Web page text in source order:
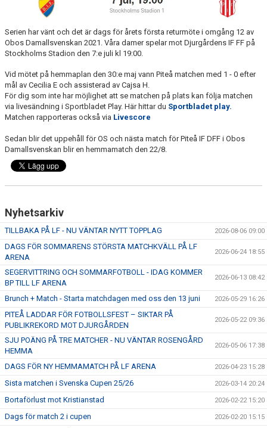
MATCHER & SERIETABELL
Serien har vänt och det är dags för årets första returmöte i omgång 12 av
Obos Damallsvenskan 2021. Våra damer spelar mot Djurgårdens IF FF på
Stockholms Stadion den 7:e juli kl 19:00.
Vid mötet på hemmaplan den 30:e maj vann Piteå matchen med 1 - 0 efter
mål av Cecilia E och assisterad av Cajsa H.
För dig som inte har möjlighet att se matchen på plats kan följa matchen
via livesändning i Sportbladet Play. Här hittar du Sportbladet play.
Matchen rapporteras också via Livescore
Sedan blir det uppehåll för OS och nästa match för Piteå IF DFF i Obos
Damallsvenskan blir en hemmamatch den 22/8.
Nyhetsarkiv
TILLBAKA PÅ LF - NU VÄNTAR NYTT TOPPLAG 2026-08-06 09:00
DAGS FÖR SOMMARENS STÖRSTA MATCHKVÄLL PÅ LF
ARENA
2026-06-24 18:55
SEGERVITTRING OCH SOMMARFOTBOLL - IDAG KOMMER
BP TILL LF ARENA
2026-06-13 08:42
Brunch + Match - Starta matchdagen med oss den 13 juni 2026-05-29 16:26
PITEÅ LADDAR FÖR FOTBOLLSFEST – SIKTAR PÅ
PUBLIKREKORD MOT DJURGÅRDEN
2026-05-22 09:36
SJU POÄNG PÅ TRE MATCHER - NU VÄNTAR ROSENGÅRD
HEMMA
2026-05-06 17:38
DAGS FÖR NY HEMMAMATCH PÅ LF ARENA 2026-04-23 15:28
Sista matchen i Svenska Cupen 25/26 2026-03-14 20:24
Bortaförlust mot Kristianstad 2026-02-22 15:20
Dags för match 2 i cupen 2026-02-20 15:15